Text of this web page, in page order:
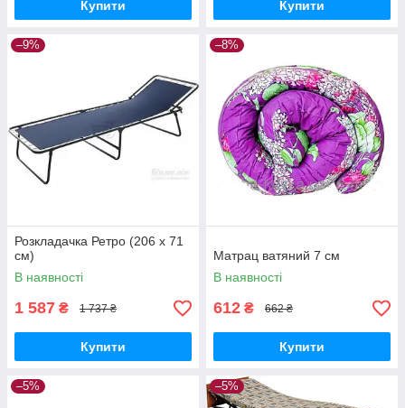
Купити Купити
–9%
Розкладачка Ретро (206 x 71
см)
В наявності
1 587 ₴ 1 737 ₴
Купити
–8%
Матрац ватяний 7 см
В наявності
612 ₴ 662 ₴
Купити
–5% –5%